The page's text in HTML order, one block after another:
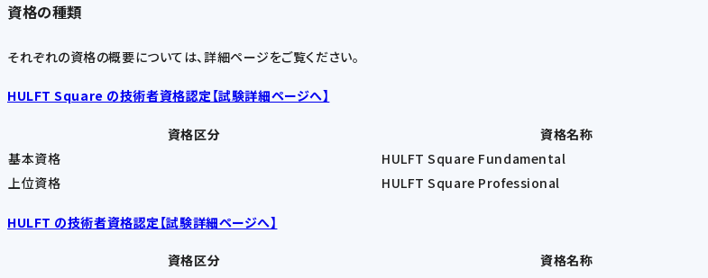
資格の種類
それぞれの資格の概要については、詳細ページをご覧ください。
HULFT Square の技術者資格認定【試験詳細ページへ】
資格区分 資格名称
基本資格
HULFT Square Fundamental
上位資格
HULFT Square Professional
HULFT の技術者資格認定【試験詳細ページへ】
資格区分 資格名称